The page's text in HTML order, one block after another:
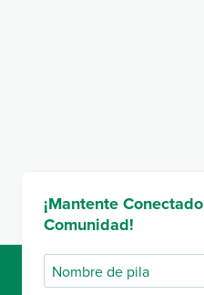
¡Mantente
Comunidad!
Nombre
de